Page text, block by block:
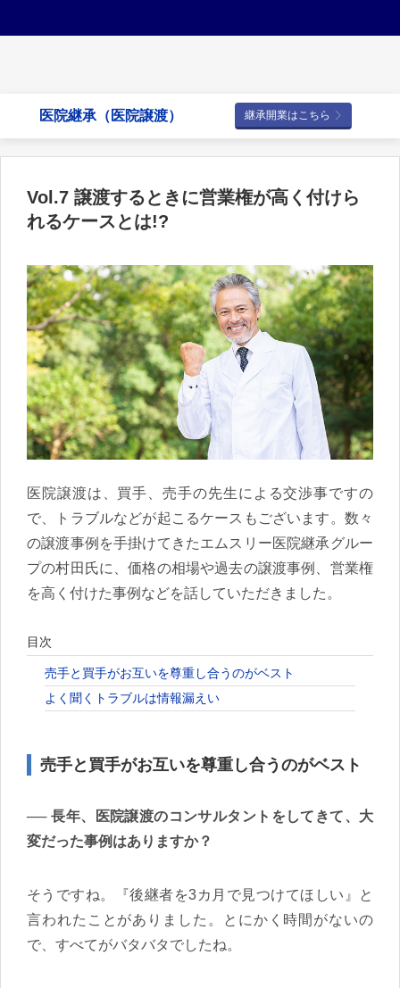
医院継承（医院譲渡） 継承開業はこちら
Vol.7 譲渡するときに営業権が高く付けら
れるケースとは!?
医院譲渡は、買手、売手の先生による交渉事ですの
で、トラブルなどが起こるケースもございます。数々
の譲渡事例を手掛けてきたエムスリー医院継承グルー
プの村田氏に、価格の相場や過去の譲渡事例、営業権
を高く付けた事例などを話していただきました。
目次
売手と買手がお互いを尊重し合うのがベスト
よく聞くトラブルは情報漏えい
売手と買手がお互いを尊重し合うのがベスト
長年、医院譲渡のコンサルタントをしてきて、大
変だった事例はありますか？
そうですね。『後継者を3カ月で見つけてほしい』と
言われたことがありました。とにかく時間がないの
で、すべてがバタバタでしたね。